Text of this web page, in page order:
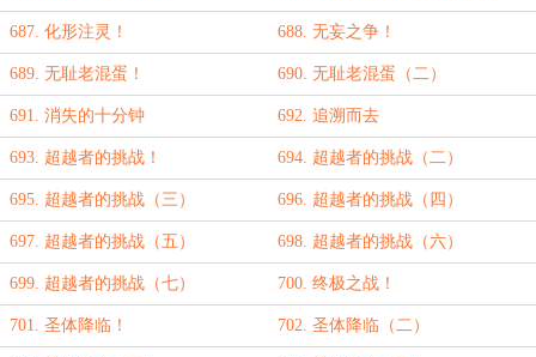
687. 化形注灵！ 688. 无妄之争！
689. 无耻老混蛋！ 690. 无耻老混蛋（二）
691. 消失的十分钟 692. 追溯而去
693. 超越者的挑战！ 694. 超越者的挑战（二）
695. 超越者的挑战（三） 696. 超越者的挑战（四）
697. 超越者的挑战（五） 698. 超越者的挑战（六）
699. 超越者的挑战（七） 700. 终极之战！
701. 圣体降临！ 702. 圣体降临（二）